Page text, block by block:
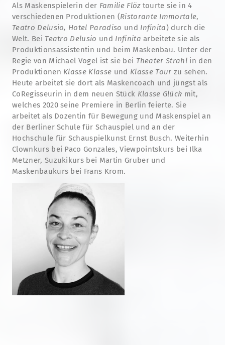
Als Maskenspielerin der Familie Flöztourte sie in 4
verschiedenen Produktionen (Ristorante Immortale,
Teatro Delusio, Hotel Paradiso und Infinita) durch die
Welt. Bei Teatro Delusio und Infinita arbeitete sie als
Produktionsassistentin und beim Maskenbau. Unter der
Regie von Michael Vogel ist sie bei Theater Strahl in den
Produktionen Klasse Klasse und Klasse Tour zu sehen.
Heute arbeitet sie dort als Maskencoach und jüngst als
CoRegisseurin in dem neuen Stück Klasse Glück mit,
welches 2020 seine Premiere in Berlin feierte.Sie
arbeitet als Dozentin für Bewegung und Maskenspiel an
der Berliner Schule für Schauspiel und an der
Hochschule für Schauspielkunst Ernst Busch. Weiterhin
Clownkurs bei Paco Gonzales, Viewpointskurs bei Ilka
Metzner, Suzukikurs bei Martin Gruber und
Maskenbaukurs bei Frans Krom.